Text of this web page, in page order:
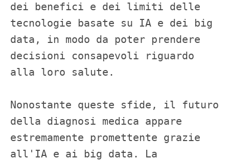
dei benefici e dei limiti delle
tecnologie basate su IA e dei big
data, in modo da poter prendere
decisioni consapevoli riguardo
alla loro salute.
Nonostante queste sfide, il futuro
della diagnosi medica appare
estremamente promettente grazie
all'IA e ai big data. La